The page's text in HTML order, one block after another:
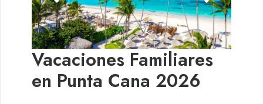
Vacaciones Familiares
en Punta Cana 2026